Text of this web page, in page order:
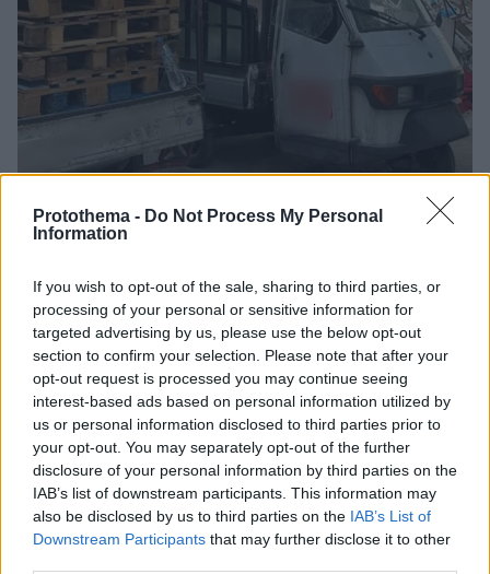
Protothema - Do Not Process My Personal
Information
If you wish to opt-out of the sale, sharing to third parties, or
processing of your personal or sensitive information for
targeted advertising by us, please use the below opt-out
section to confirm your selection. Please note that after your
opt-out request is processed you may continue seeing
interest-based ads based on personal information utilized by
us or personal information disclosed to third parties prior to
your opt-out. You may separately opt-out of the further
disclosure of your personal information by third parties on the
IAB’s list of downstream participants. This information may
also be disclosed by us to third parties on the IAB’s List of
Downstream Participants that may further disclose it to other
Φωτογραφίες: Βρήκαν 6 παράνομους χώρους συλλογής
σκραπ στην Αθήνα και έκαναν 20 συλλήψεις
Οι συλληφθέντες κατηγορούνται για παράβαση της
νομοθεσίας περί αλλοδαπών και περί περιβάλλοντος